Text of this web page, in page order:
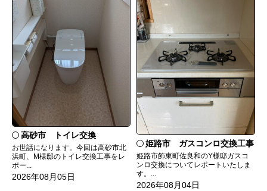
高砂市 トイレ交換
お世話になります。今回は高砂市北
浜町、M様邸のトイレ交換工事をレ
ポー...
2026年08月05日
姫路市 ガスコンロ交換工事
姫路市飾東町佐良和のY様邸ガスコ
ンロ交換についてレポートいたしま
す。...
2026年08月04日